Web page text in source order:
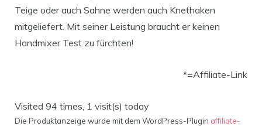
Teige oder auch Sahne werden auch Knethaken
mitgeliefert. Mit seiner Leistung braucht er keinen
Handmixer Test zu fürchten!
*=Affiliate-Link
Visited 94 times, 1 visit(s) today
Die Produktanzeige wurde mit dem WordPress-Plugin affiliate-